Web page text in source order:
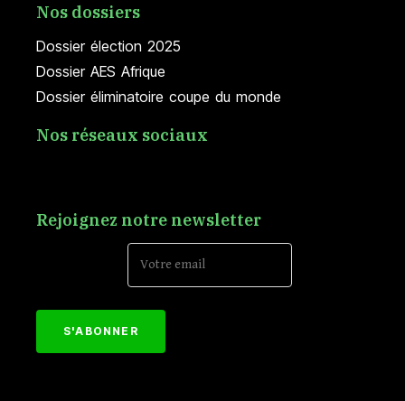
Dossier élection 2025
Dossier AES Afrique
Dossier éliminatoire coupe du monde
Nos dossiers
Nos réseaux sociaux
Rejoignez notre newsletter